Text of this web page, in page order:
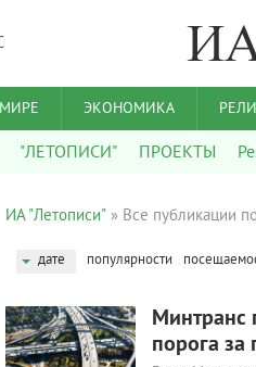
ЭКОНОМИКА
"ЛЕТОПИСИ" ПРОЕКТЫ
ИА "Летописи" » Все публикации
дате популярности
Минтранс
порога